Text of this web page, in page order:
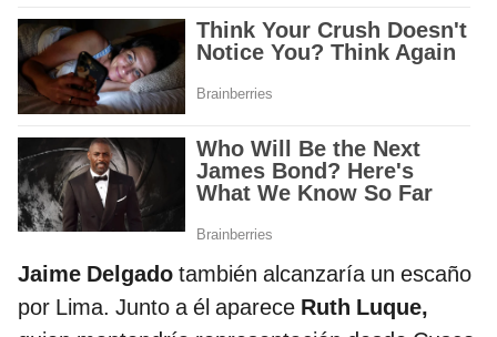
Jaime Delgado también alcanzaría un escaño
por Lima. Junto a él aparece Ruth Luque,